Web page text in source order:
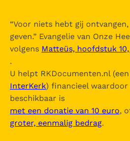
“Voor niets hebt gij
geven.” Evangelie van Onze
volgens Matteüs, hoofdstuk
.
U helpt RKDocumenten.nl
InterKerk) financieel
beschikbaar is
met een donatie van 10 euro,
groter, eenmalig bedrag.